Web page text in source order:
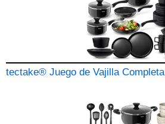
tectake® Juego de Vajilla Completa